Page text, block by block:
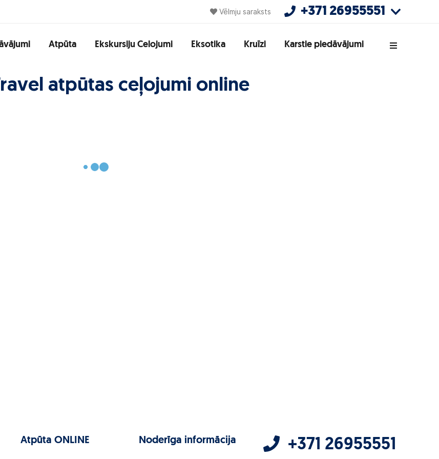
Vēlmju saraksts +371 26955551
Atpūta Ekskursiju Celojumi Eksotika Kruīzi Karstie piedāvājumi
atpūtas ceļojumi online
Atpūta ONLINE Noderīga informācija +371 26955551